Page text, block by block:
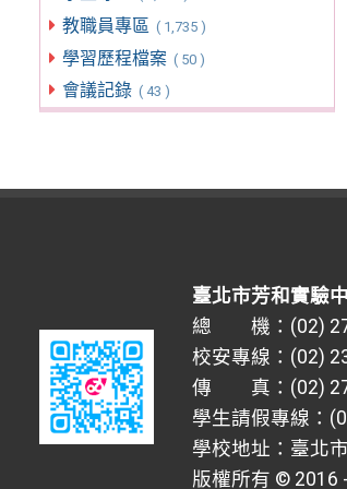
教職員專區 ( 1,735 )
學習歷程檔案 ( 50 )
會議記錄 ( 43 )
臺北市芳和實驗
總 機：(02)
校安專線：(02)
傳 真：(02)
學生請假專線：
學校地址：臺北
版權所有 © 2016